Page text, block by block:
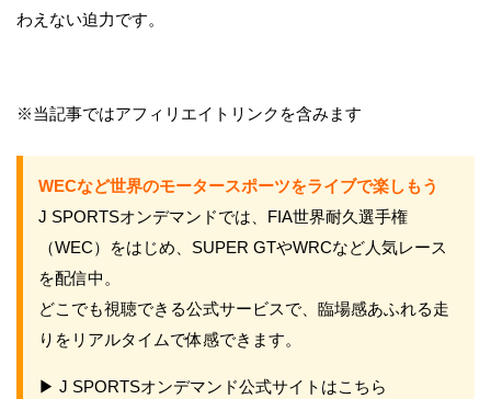
わえない迫力です。
※当記事ではアフィリエイトリンクを含みます
WECなど世界のモータースポーツをライブで楽しもう
J SPORTSオンデマンドでは、FIA世界耐久選手権
（WEC）をはじめ、SUPER GTやWRCなど人気レース
を配信中。
どこでも視聴できる公式サービスで、臨場感あふれる走
りをリアルタイムで体感できます。
▶ J SPORTSオンデマンド公式サイトはこちら